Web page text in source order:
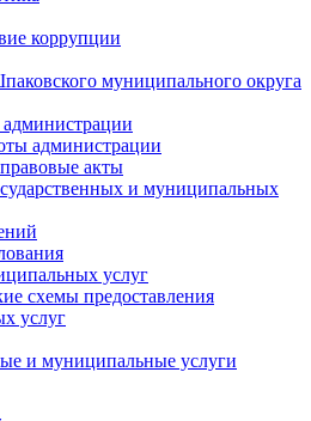
коррупции
муниципального округа
администрации
акты
и муниципальных
услуг
схемы предоставления
услуг
и муниципальные услуги